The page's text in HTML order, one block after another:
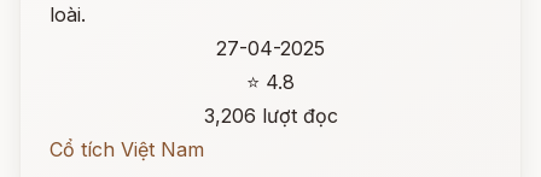
loài.
27-04-2025
⭐ 4.8
3,206 lượt đọc
Cổ tích Việt Nam